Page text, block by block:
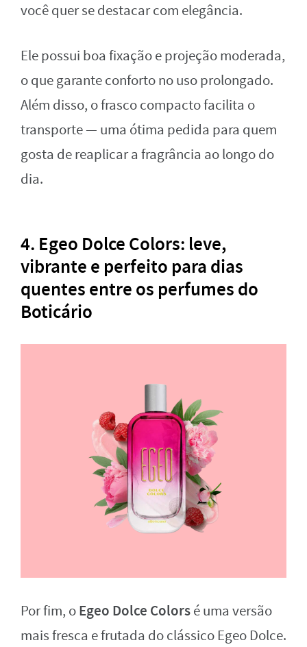
você quer se destacar com elegância.
Ele possui boa fixação e projeção moderada,
o que garante conforto no uso prolongado.
Além disso, o frasco compacto facilita o
transporte — uma ótima pedida para quem
gosta de reaplicar a fragrância ao longo do
dia.
4. Egeo Dolce Colors: leve,
vibrante e perfeito para dias
quentes entre os perfumes do
Boticário
Por fim, oEgeo Dolce Colorsé uma versão
mais fresca e frutada do clássico Egeo Dolce.